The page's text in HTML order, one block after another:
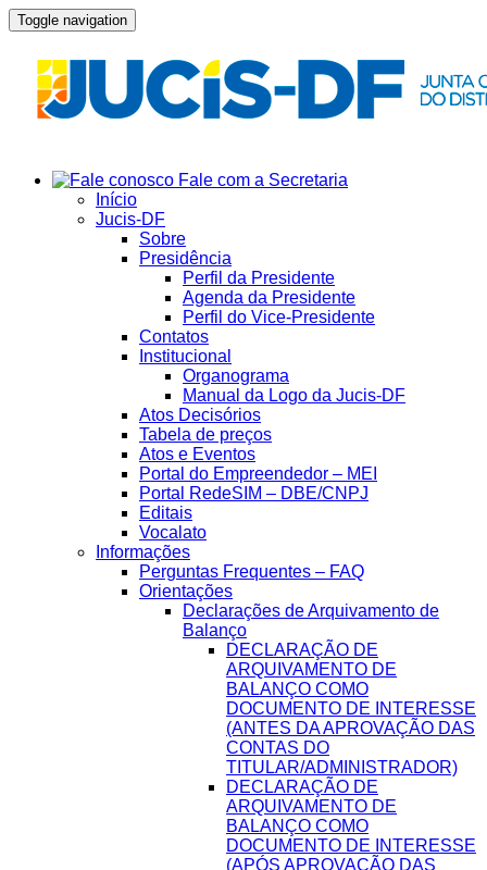
Toggle navigation
Fale com a Secretaria
Início
Jucis-DF
Sobre
Presidência
Perfil da Presidente
Agenda da Presidente
Perfil do Vice-Presidente
Contatos
Institucional
Organograma
Manual da Logo da Jucis-DF
Atos Decisórios
Tabela de preços
Atos e Eventos
Portal do Empreendedor – MEI
Portal RedeSIM – DBE/CNPJ
Editais
Vocalato
Informações
Perguntas Frequentes – FAQ
Orientações
Declarações de Arquivamento de
Balanço
DECLARAÇÃO DE
ARQUIVAMENTO DE
BALANÇO COMO
DOCUMENTO DE INTERESSE
(ANTES DA APROVAÇÃO DAS
CONTAS DO
TITULAR/ADMINISTRADOR)
DECLARAÇÃO DE
ARQUIVAMENTO DE
BALANÇO COMO
DOCUMENTO DE INTERESSE
(APÓS APROVAÇÃO DAS